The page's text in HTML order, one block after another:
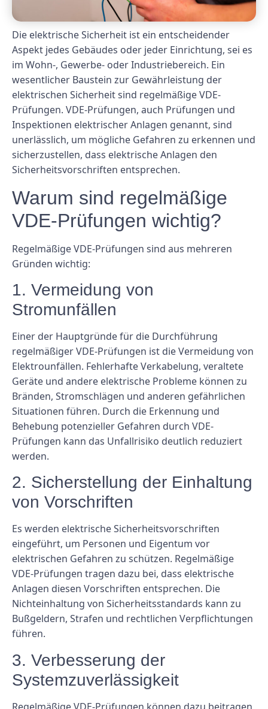
Die elektrische Sicherheit ist ein entscheidender
Aspekt jedes Gebäudes oder jeder Einrichtung, sei es
im Wohn-, Gewerbe- oder Industriebereich. Ein
wesentlicher Baustein zur Gewährleistung der
elektrischen Sicherheit sind regelmäßige VDE-
Prüfungen. VDE-Prüfungen, auch Prüfungen und
Inspektionen elektrischer Anlagen genannt, sind
unerlässlich, um mögliche Gefahren zu erkennen und
sicherzustellen, dass elektrische Anlagen den
Sicherheitsvorschriften entsprechen.
Warum sind regelmäßige
VDE-Prüfungen wichtig?
Regelmäßige VDE-Prüfungen sind aus mehreren
Gründen wichtig:
1. Vermeidung von
Stromunfällen
Einer der Hauptgründe für die Durchführung
regelmäßiger VDE-Prüfungen ist die Vermeidung von
Elektrounfällen. Fehlerhafte Verkabelung, veraltete
Geräte und andere elektrische Probleme können zu
Bränden, Stromschlägen und anderen gefährlichen
Situationen führen. Durch die Erkennung und
Behebung potenzieller Gefahren durch VDE-
Prüfungen kann das Unfallrisiko deutlich reduziert
werden.
2. Sicherstellung der Einhaltung
von Vorschriften
Es werden elektrische Sicherheitsvorschriften
eingeführt, um Personen und Eigentum vor
elektrischen Gefahren zu schützen. Regelmäßige
VDE-Prüfungen tragen dazu bei, dass elektrische
Anlagen diesen Vorschriften entsprechen. Die
Nichteinhaltung von Sicherheitsstandards kann zu
Bußgeldern, Strafen und rechtlichen Verpflichtungen
führen.
3. Verbesserung der
Systemzuverlässigkeit